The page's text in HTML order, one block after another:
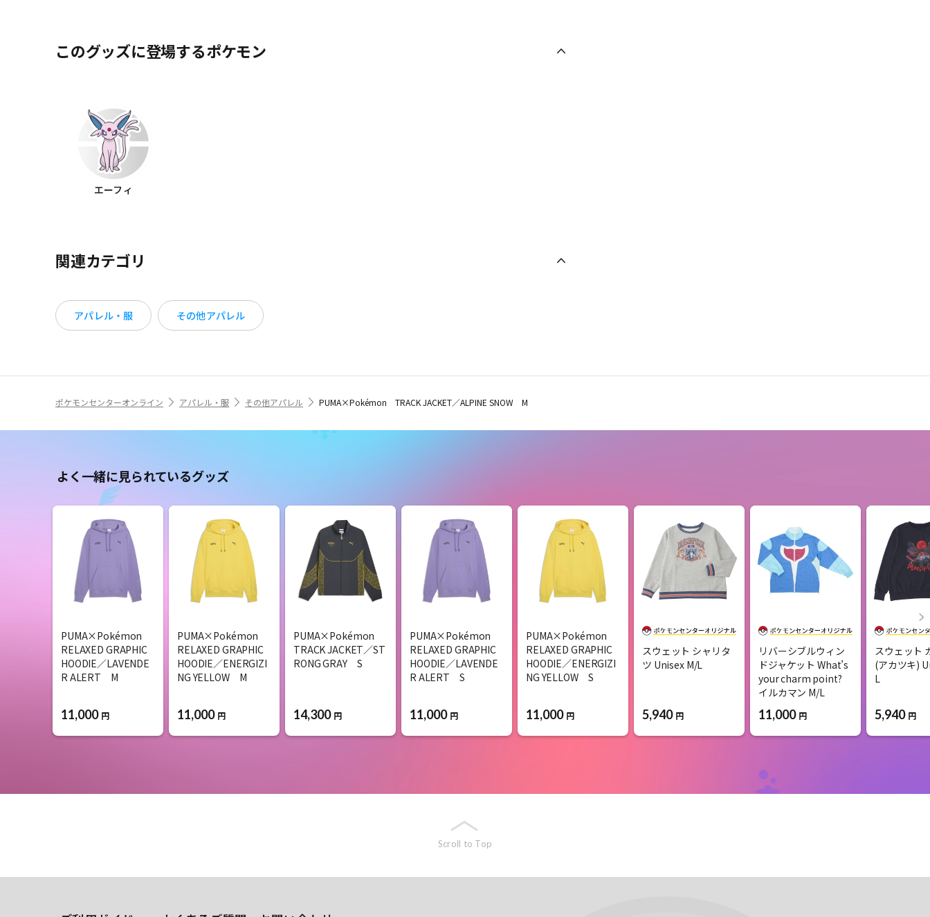
このグッズに登場するポケモン
エーフィ
関連カテゴリ
アパレル・服 その他アパレル
ポケモンセンターオンライン アパレル・服 その他アパレル PUMA×Pokémon TRACK JACKET／ALPINE SNOW M
よく一緒に見られているグッズ
PUMA×Pokémon
RELAXED GRAPHIC
HOODIE／LAVENDE
R ALERT M
11,000 円
PUMA×Pokémon
RELAXED GRAPHIC
HOODIE／ENERGIZI
NG YELLOW M
11,000 円
PUMA×Pokémon
TRACK JACKET／ST
RONG GRAY S
14,300 円
PUMA×Pokémon
RELAXED GRAPHIC
HOODIE／LAVENDE
R ALERT S
11,000 円
PUMA×Pokémon
RELAXED GRAPHIC
HOODIE／ENERGIZI
NG YELLOW S
11,000 円
スウェット シャリタ
ツ Unisex M/L
5,940 円
リバーシブルウィン
ドジャケット What’s
your charm point?
イルカマン M/L
11,000 円
スウェット
(アカツキ)
L
5,940 円
Scroll to Top